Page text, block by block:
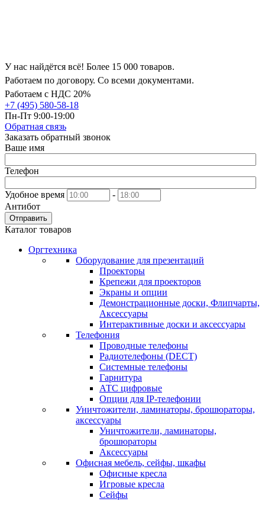
У нас найдётся всё! Более 15 000 товаров.
Работаем по договору. Со всеми документами.
Работаем с НДС 20%
+7 (495) 580-58-18
Пн-Пт 9:00-19:00
Обратная связь
Заказать обратный звонок
Ваше имя
Телефон
Удобное время
-
Антибот
Отправить
Каталог товаров
Оргтехника
Оборудование для презентаций
Проекторы
Крепежи для проекторов
Экраны и опции
Демонстрационные доски, Флипчарты,
Аксессуары
Интерактивные доски и аксессуары
Телефония
Проводные телефоны
Радиотелефоны (DECT)
Системные телефоны
Гарнитура
АТС цифровые
Опции для IP-телефонии
Уничтожители, ламинаторы, брошюраторы,
аксессуары
Уничтожители, ламинаторы,
брошюраторы
Аксессуары
Офисная мебель, сейфы, шкафы
Офисные кресла
Игровые кресла
Сейфы